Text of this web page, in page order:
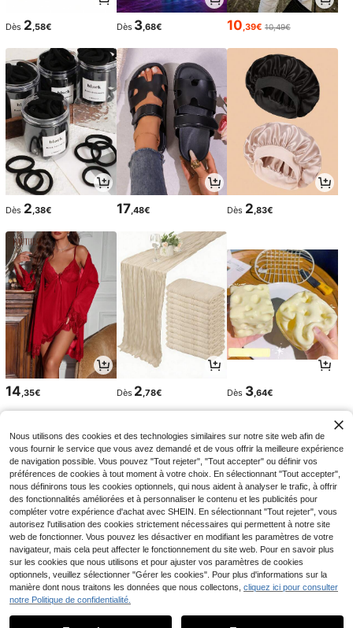
1
Dès 2,58€ Dès 3,68€ 10,39€ 10,49€
Dès 2 ,38€ 17 ,48€ Dès 2 ,83€
14 ,35€ Dès 2 ,78€ Dès 3,64€
Dès2,73€ Dès 3,34€3,41€ -2% Dès2,38€
Nous utilisons des cookies et des technologies similaires sur notre site web afin de
vous fournir le service que vous avez demandé et de vous offrir la meilleure expérience
de navigation possible. Vous pouvez "Tout rejeter", "Tout accepter" ou définir vos
préférences de cookies à tout moment à votre choix. En sélectionnant "Tout accepter",
nous définirons tous les cookies optionnels, qui nous aident à analyser le trafic, à offrir
des fonctionnalités améliorées et à personnaliser le contenu et les publicités pour
compléter votre expérience d'achat avec SHEIN. En sélectionnant "Tout rejeter", vous
autorisez l'utilisation des cookies strictement nécessaires qui permettent à notre site
web de fonctionner. Vous pouvez les désactiver en modifiant les paramètres de votre
navigateur, mais cela peut affecter le fonctionnement du site web. Pour en savoir plus
sur les cookies que nous utilisons et pour ajuster vos paramètres de cookies
optionnels, veuillez sélectionner "Gérer les cookies". Pour plus d'informations sur la
manière dont nous traitons les données que nous collectons, cliquez ici pour consulter
notre Politique de confidentialité.